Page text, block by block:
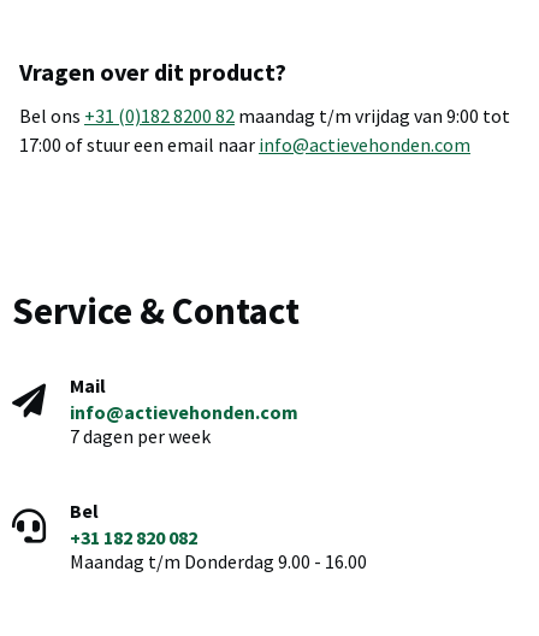
Vragen over dit product?
Bel ons +31 (0)182 8200 82 maandag t/m vrijdag van 9:00 tot
17:00 of stuur een email naar info@actievehonden.com
Service & Contact
Mail
info@actievehonden.com
7 dagen per week
Bel
+31 182 820 082
Maandag t/m Donderdag 9.00 - 16.00